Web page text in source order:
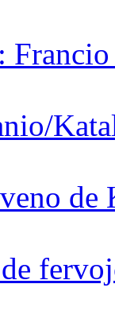
de